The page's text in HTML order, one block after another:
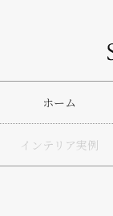
ホーム
インテリア実例